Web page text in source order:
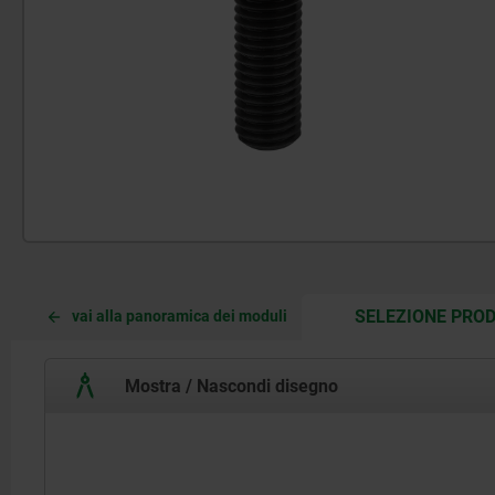
vai alla panoramica dei moduli SELEZIONE
Mostra / Nascondi disegno